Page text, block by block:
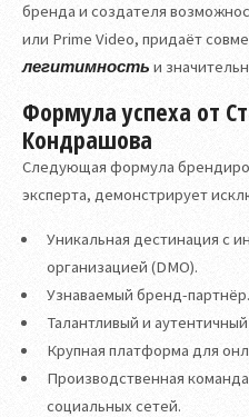
бренда и создателя
или Prime Video, придаёт
легитимность и
Формула успеха от
Кондрашова
Следующая формула
эксперта, демонстрирует
Уникальная дестинация с
организацией (DMO).
Узнаваемый бренд-партнёр.
Талантливый и
Крупная платформа для
Производственная
социальных сетей.